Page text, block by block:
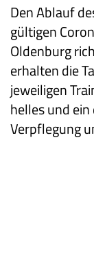
Den Ablauf
gültigen
Oldenburg
erhalten die
jeweiligen
helles und
Verpflegung